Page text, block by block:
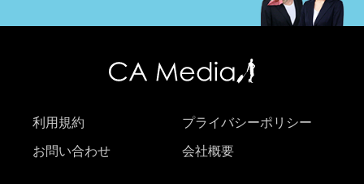
利用規約 プライバシーポリシー
お問い合わせ 会社概要